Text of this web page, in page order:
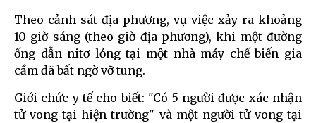
Theo cảnh sát địa phương, vụ việc xảy ra khoảng
10 giờ sáng (theo giờ địa phương), khi một đường
ống dẫn nitơ lỏng tại một nhà máy chế biến gia
cầm đã bất ngờ vỡ tung.
Giới chức y tế cho biết: "Có 5 người được xác nhận
tử vong tại hiện trường" và một người tử vong tại